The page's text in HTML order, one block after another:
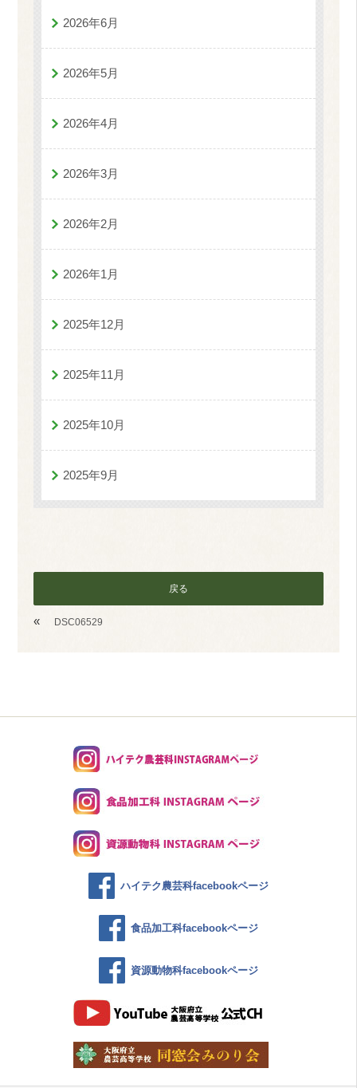
2026年6月
2026年5月
2026年4月
2026年3月
2026年2月
2026年1月
2025年12月
2025年11月
2025年10月
2025年9月
戻る
« DSC06529
ハイテク農芸科facebookページ
食品加工科facebookページ
資源動物科facebookページ